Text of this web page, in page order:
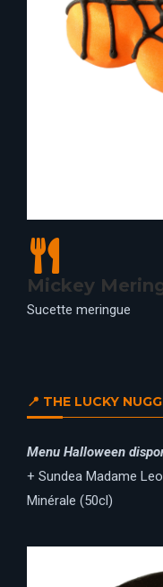
Mickey
Sucette meringue
📍 THE LUCKY
Menu Halloween
+ Sundea Madame
Minérale (50cl)